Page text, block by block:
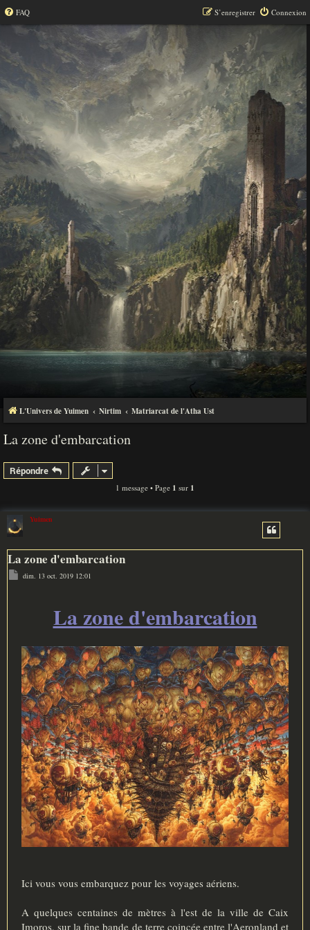
FAQ Connexion
S’enregistrer
L'Univers de Yuimen Nirtim Matriarcat de l'Atha Ust
La zone d'embarcation
Répondre
1 message • Page 1 sur 1
Yuimen
La zone d'embarcation
M
e
dim. 13 oct. 2019 12:01
La zone d'embarcation
Ici vous vous embarquez pour les voyages aériens.
A quelques centaines de mètres à l'est de la ville de Caix
Imoros, sur la fine bande de terre coincée entre l'Aeronland et